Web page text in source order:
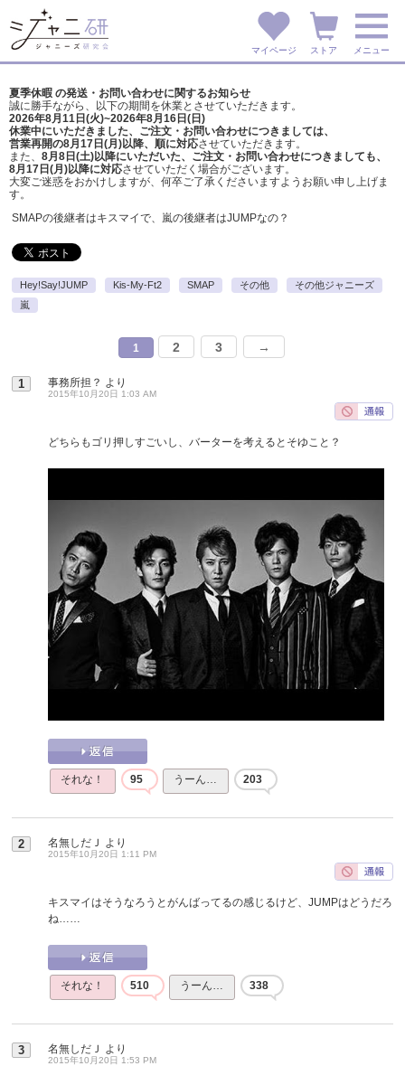
マイページ ストア メニュー
夏季休暇 の発送・お問い合わせに関するお知らせ
誠に勝手ながら、以下の期間を休業とさせていただきます。
2026年8月11日(火)~2026年8月16日(日)
休業中にいただきました、ご注文・お問い合わせにつきましては、
営業再開の8月17日(月)以降、順に対応させていただきます。
また、 8月8日(土)以降にいただいた、ご注文・ お問い合わせにつきましても、
8月17日(月)以降に対応させていただく場合がございます。
大変ご迷惑をおかけしますが、 何卒ご了承くださいますようお願い申し上げま
す。
SMAPの後継者はキスマイで、嵐の後継者はJUMPなの？
Hey!Say!JUMP Kis-My-Ft2 SMAP その他
その他ジャニーズ
嵐
1 2 3 →
1 事務所担？ より
2015年10月20日 1:03 AM
どちらもゴリ押しすごいし、バーターを考えるとそゆこと？
それな！ 95 うーん… 203
2 名無しだＪ より
2015年10月20日 1:11 PM
キスマイはそうなろうとがんばってるの感じるけど、JUMPはどうだろ
ね……
それな！ 510 うーん… 338
3 名無しだＪ より
2015年10月20日 1:53 PM